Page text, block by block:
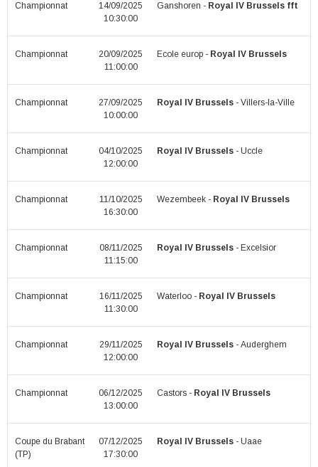
Championnat
14/09/2025
10:30:00
Ganshoren - Royal IV Brussels fft
Championnat
20/09/2025
11:00:00
Ecole europ - Royal IV Brussels
Championnat
27/09/2025
10:00:00
Royal IV Brussels - Villers-la-Ville
Championnat
04/10/2025
12:00:00
Royal IV Brussels - Uccle
Championnat
11/10/2025
16:30:00
Wezembeek - Royal IV Brussels
Championnat
08/11/2025
11:15:00
Royal IV Brussels - Excelsior
Championnat
16/11/2025
11:30:00
Waterloo - Royal IV Brussels
Championnat
29/11/2025
12:00:00
Royal IV Brussels - Auderghem
Championnat
06/12/2025
13:00:00
Castors - Royal IV Brussels
Coupe du Brabant
(TP)
07/12/2025
17:30:00
Royal IV Brussels - Uaae